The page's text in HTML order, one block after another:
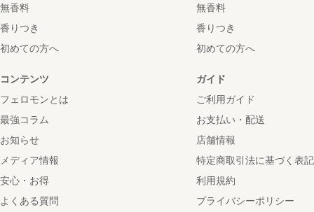
無香料
香りつき
初めての方へ
無香料
香りつき
初めての方へ
コンテンツ
フェロモンとは
最強コラム
お知らせ
メディア情報
安心・お得
よくある質問
ガイド
ご利用ガイド
お支払い・配送
店舗情報
特定商取引法に基づく表記
利用規約
プライバシーポリシー